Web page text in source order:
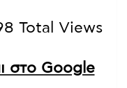
Total Views
στο Google